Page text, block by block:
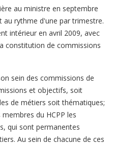
au ministre en septembre
au rythme d'une par trimestre.
intérieur en avril 2009, avec
constitution de commissions
sein des commissions de
et objectifs, soit
de métiers soit thématiques;
du HCPP les
qui sont permanentes
Au sein de chacune de ces